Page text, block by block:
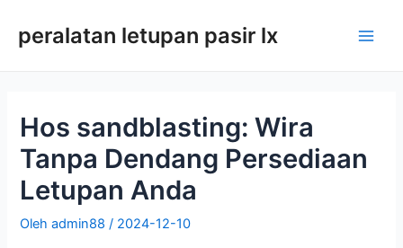
kandungan
peralatan letupan pasir lx
Hos sandblasting: Wira
Tanpa Dendang Persediaan
Letupan Anda
Olehadmin88/ 2024-12-10